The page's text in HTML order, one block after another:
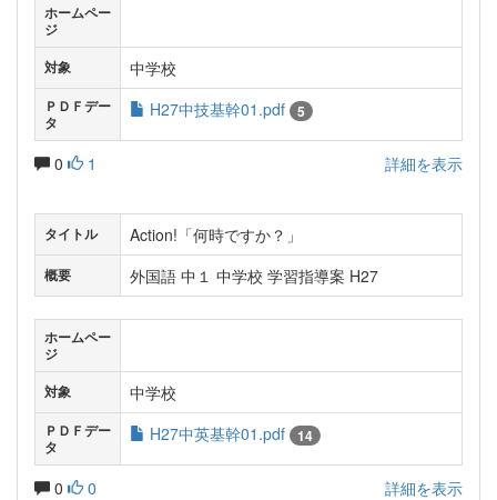
ホームペー
ジ
対象
中学校
ＰＤＦデー
タ
H27中技基幹01.pdf 5
0 1 詳細を表示
タイトル Action!「何時ですか？」
概要 外国語 中１ 中学校 学習指導案 H27
ホームペー
ジ
対象
中学校
ＰＤＦデー
タ
H27中英基幹01.pdf 14
0 0 詳細を表示